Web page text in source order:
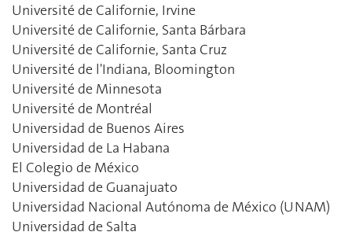
Université de Californie, Irvine
Université de Californie, Santa Bárbara
Université de Californie, Santa Cruz
Université de l'Indiana, Bloomington
Université de Minnesota
Université de Montréal
Universidad de Buenos Aires
Universidad de La Habana
El Colegio de México
Universidad de Guanajuato
Universidad Nacional Autónoma de México (UNAM)
Universidad de Salta